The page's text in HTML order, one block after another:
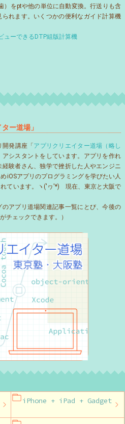
）をptや他の単位に自動変換。行送りも含
れます。いくつかの便利なガイド計算機
ューできるDTP組版計算機
ー道場」
開発講座「アプリクリエイター道場（略し
アシスタントをしています。アプリを作れ
験者さん、独学で挫折した人やエンジニ
iOSアプリのプログラミングを学びたい人
ています。ヽ('ヮ'*)ゝ現在、東京と大阪で
のアプリ道場関連記事一覧にとび、今後の
チェックできます。）
iPhone + iPad + Gadget